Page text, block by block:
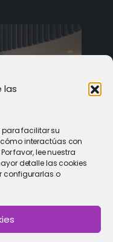
las
para facilitar su
interactúas con
favor, lee nuestra
detalle las cookies
configurarlas o